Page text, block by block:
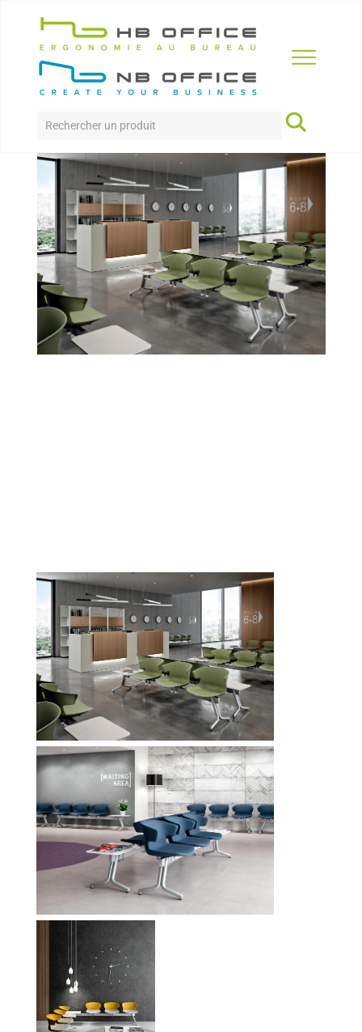
Accueil > Produits > Accueil> Poutre Cove
POUTRE COVE